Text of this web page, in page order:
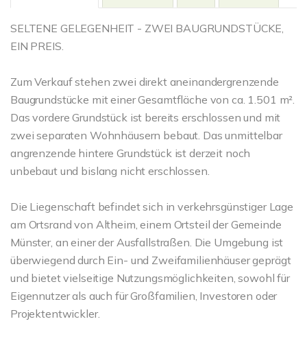
SELTENE GELEGENHEIT - ZWEI BAUGRUNDSTÜCKE,
EIN PREIS.
Zum Verkauf stehen zwei direkt aneinandergrenzende
Baugrundstücke mit einer Gesamtfläche von ca. 1.501 m².
Das vordere Grundstück ist bereits erschlossen und mit
zwei separaten Wohnhäusern bebaut. Das unmittelbar
angrenzende hintere Grundstück ist derzeit noch
unbebaut und bislang nicht erschlossen.
Die Liegenschaft befindet sich in verkehrsgünstiger Lage
am Ortsrand von Altheim, einem Ortsteil der Gemeinde
Münster, an einer der Ausfallstraßen. Die Umgebung ist
überwiegend durch Ein- und Zweifamilienhäuser geprägt
und bietet vielseitige Nutzungsmöglichkeiten, sowohl für
Eigennutzer als auch für Großfamilien, Investoren oder
Projektentwickler.